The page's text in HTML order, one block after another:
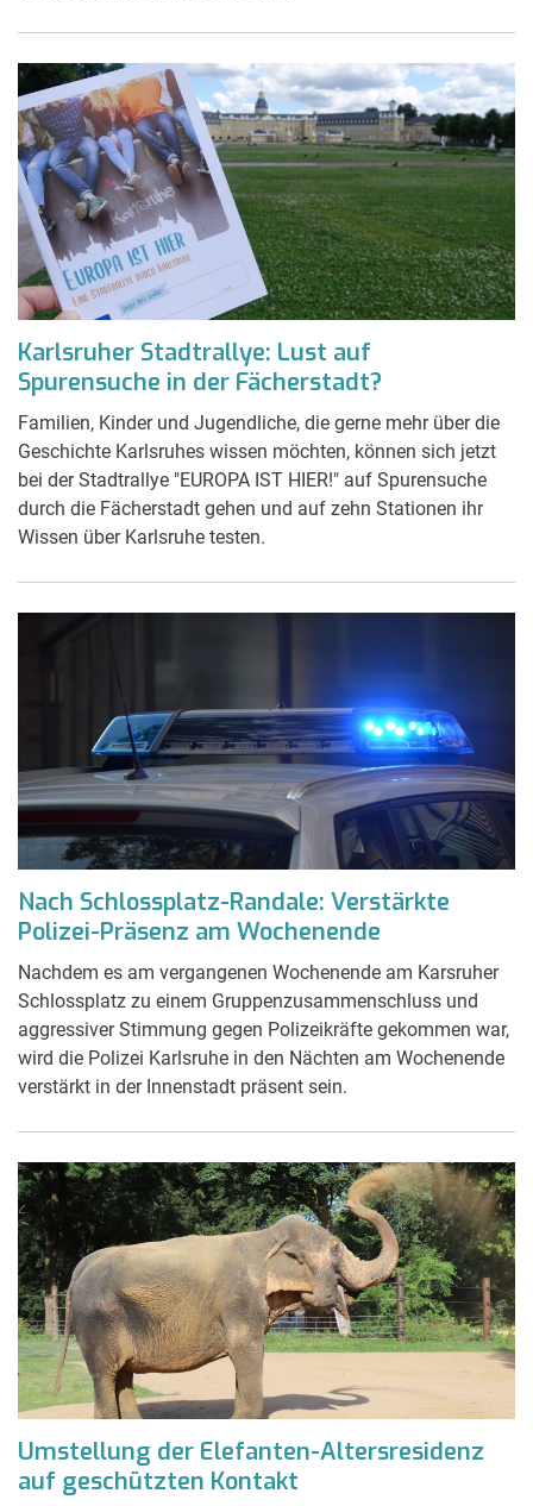
Karlsruher Stadtrallye: Lust auf
Spurensuche in der Fächerstadt?
Familien, Kinder und Jugendliche, die gerne mehr über die
Geschichte Karlsruhes wissen möchten, können sich jetzt
bei der Stadtrallye "EUROPA IST HIER!" auf Spurensuche
durch die Fächerstadt gehen und auf zehn Stationen ihr
Wissen über Karlsruhe testen.
Nach Schlossplatz-Randale: Verstärkte
Polizei-Präsenz am Wochenende
Nachdem es am vergangenen Wochenende am Karsruher
Schlossplatz zu einem Gruppenzusammenschluss und
aggressiver Stimmung gegen Polizeikräfte gekommen war,
wird die Polizei Karlsruhe in den Nächten am Wochenende
verstärkt in der Innenstadt präsent sein.
Umstellung der Elefanten-Altersresidenz
auf geschützten Kontakt